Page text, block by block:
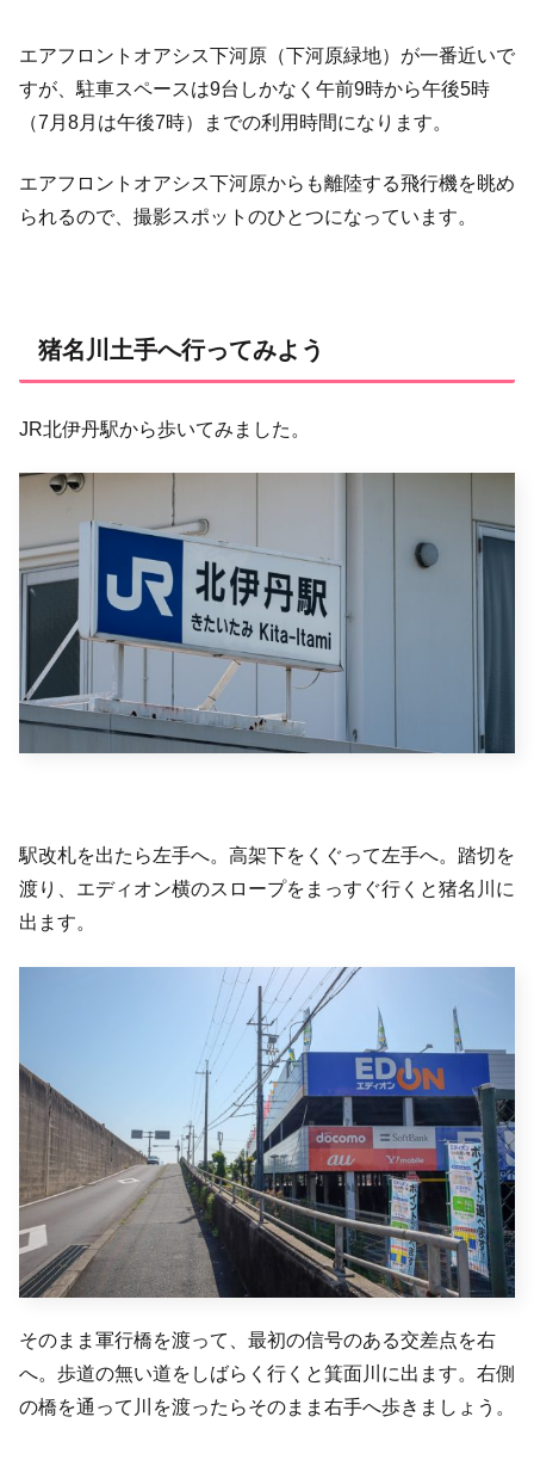
エアフロントオアシス下河原（下河原緑地）が一番近いで
すが、駐車スペースは9台しかなく午前9時から午後5時
（7月8月は午後7時）までの利用時間になります。
エアフロントオアシス下河原からも離陸する飛行機を眺め
られるので、撮影スポットのひとつになっています。
猪名川土手へ行ってみよう
JR北伊丹駅から歩いてみました。
駅改札を出たら左手へ。高架下をくぐって左手へ。踏切を
渡り、エディオン横のスロープをまっすぐ行くと猪名川に
出ます。
そのまま軍行橋を渡って、最初の信号のある交差点を右
へ。歩道の無い道をしばらく行くと箕面川に出ます。右側
の橋を通って川を渡ったらそのまま右手へ歩きましょう。